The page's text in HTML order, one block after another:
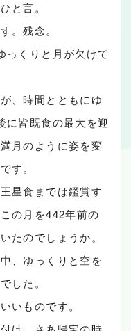
と言。
。残念。
っくりと月が欠けて
、時間とともにゆ
に皆既食の最大を迎
月のように姿を変
す。
星食までは鑑賞す
の月を442年前の
たのでしょうか。
、ゆっくりと空を
した。
いものです。